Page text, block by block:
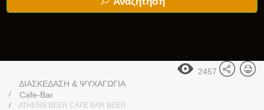
2457
ΔΙΑΣΚΕΔΑΣΗ & ΨΥΧΑΓΩΓΙΑ
Cafe-Bar
ATHENS BEER CAFE BAR BEER